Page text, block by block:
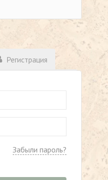
Регистрация
Забыли пароль?